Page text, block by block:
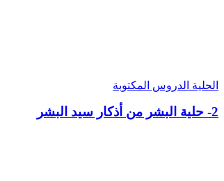
الحلية الدروس المكتوبة
2- حلية البشر من أذكار سيد البشر